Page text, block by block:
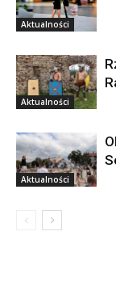
Aktualności
Aktualności
Aktualności